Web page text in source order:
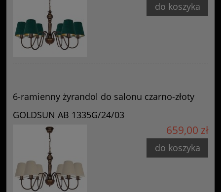
do koszyka
6-ramienny żyrandol do salonu czarno-złoty
GOLDSUN AB 1335G/24/03
659,00 zł
do koszyka